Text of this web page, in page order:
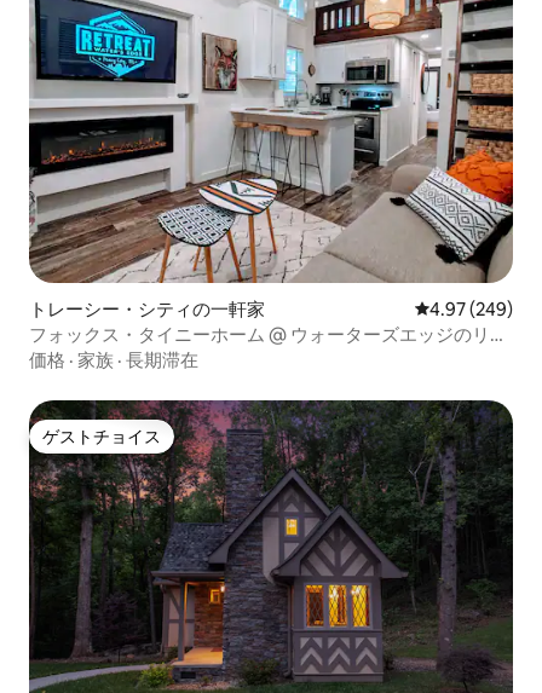
トレーシー・シティの一軒家 レビュー249
4.97 (249)
フォックス・タイニーホーム @ ウォーターズエッジのリト
リート
価格 · 家族 · 長期滞在
ゲストチョイス
ゲストチョイス